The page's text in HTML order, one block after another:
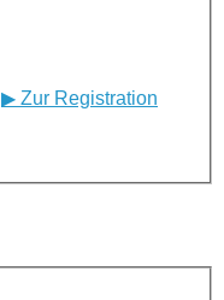
▶ Zur Registration